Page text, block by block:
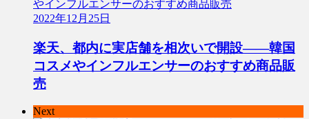
2022年12月25日
楽天、都内に実店舗を相次いで開設――韓国
コスメやインフルエンサーのおすすめ商品販
売
Next